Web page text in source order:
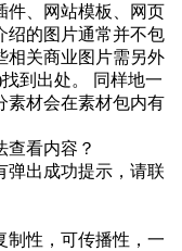
件、网站模板、网页
绍的图片通常并不包
相关商业图片需另外
到出处。 同样地一
素材会在素材包内有
查看内容？
弹出成功提示，请联
制性，可传播性，一